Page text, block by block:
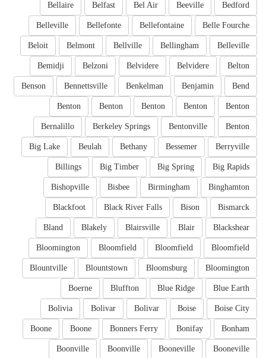
Bedford
Beeville
Bel Air
Belfast
Bellaire
Belle Fourche
Bellefontaine
Bellefonte
Belleville
Belleville
Bellingham
Bellville
Belmont
Beloit
Belton
Belvidere
Belvidere
Belzoni
Bemidji
Bend
Benjamin
Benkelman
Bennettsville
Benson
Benton
Benton
Benton
Benton
Benton
Benton
Bentonville
Berkeley Springs
Bernalillo
Berryville
Bessemer
Bethany
Beulah
Big Lake
Big Rapids
Big Spring
Big Timber
Billings
Binghamton
Birmingham
Bisbee
Bishopville
Bismarck
Bison
Black River Falls
Blackfoot
Blackshear
Blair
Blairsville
Blakely
Bland
Bloomfield
Bloomfield
Bloomfield
Bloomington
Bloomington
Bloomsburg
Blountstown
Blountville
Blue Earth
Blue Ridge
Bluffton
Boerne
Boise City
Boise
Bolivar
Bolivar
Bolivia
Bonham
Bonifay
Bonners Ferry
Boone
Boone
Booneville
Booneville
Boonville
Boonville